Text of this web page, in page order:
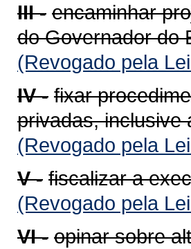
III - encaminhar
do Governador do
(Revogado pela
IV - fixar
privadas, inclusive
(Revogado pela
V - fiscalizar a
(Revogado pela
VI - opinar sobre